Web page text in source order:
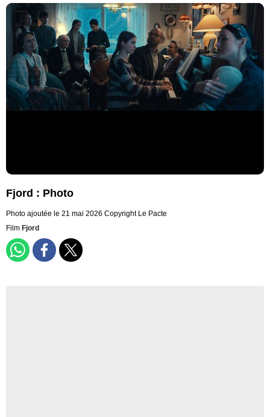
Fjord : Photo
Photo ajoutée le 21 mai 2026 Copyright Le Pacte
Film Fjord